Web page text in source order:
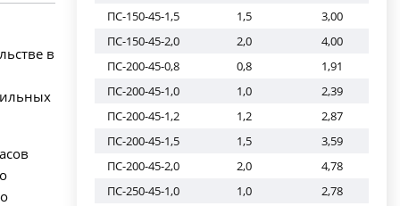
в
ПС-150-45-1,5
1,5
3,00
ПС-150-45-2,0
2,0
4,00
ПС-200-45-0,8
0,8
1,91
ПС-200-45-1,0
1,0
2,39
ПС-200-45-1,2
1,2
2,87
ПС-200-45-1,5
1,5
3,59
ПС-200-45-2,0
2,0
4,78
ПС-250-45-1,0
1,0
2,78